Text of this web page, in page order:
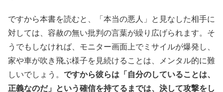
ですから本書を読むと、「本当の悪人」と見なした相手に
対しては、容赦の無い批判の言葉が繰り広げられます。そ
うでもしなければ、モニター画面上でミサイルが爆発し、
家や車が吹き飛ぶ様子を見続けることは、メンタル的に難
しいでしょう。 ですから彼らは「自分のしていることは、
正義なのだ」という確信を持てるまでは、決して攻撃をし